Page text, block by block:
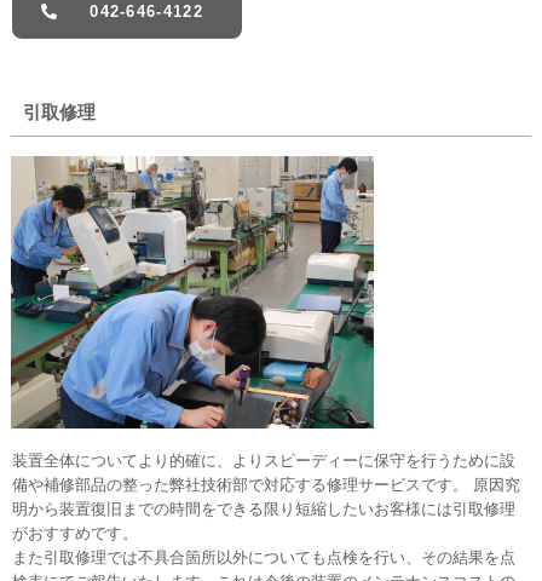
042-646-4122
引取修理
装置全体についてより的確に、よりスピーディーに保守を行うために設
備や補修部品の整った弊社技術部で対応する修理サービスです。 原因究
明から装置復旧までの時間をできる限り短縮したいお客様には引取修理
がおすすめです。
また引取修理では不具合箇所以外についても点検を行い、その結果を点